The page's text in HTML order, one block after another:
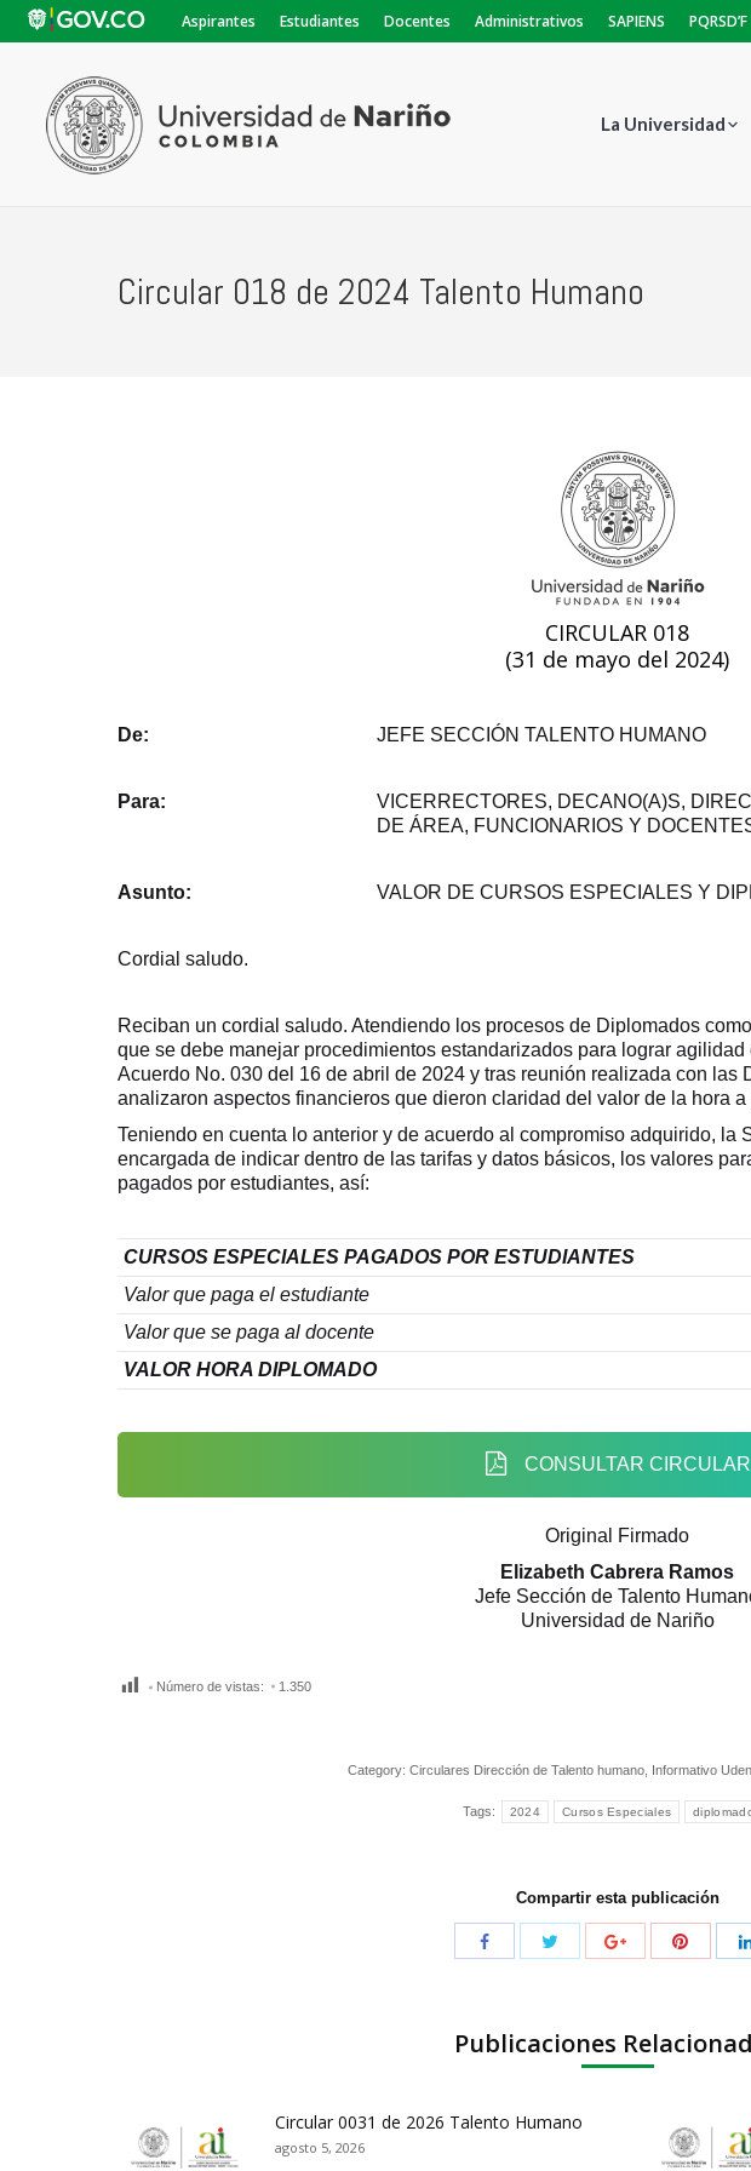
Aspirantes Estudiantes Docentes Administrativos SAPIENS PQRSD’F
La Universidad
Circular 018 de 2024 Talento Humano
CIRCULAR 018
(31 de mayo del 2024)
De: JEFE SECCIÓN TALENTO HUMANO
Para:
VICERRECTORES, DECANO(A)S,
DE ÁREA, FUNCIONARIOS Y
Asunto: VALOR DE CURSOS ESPECIALES Y
Cordial saludo.
Reciban un cordial saludo. Atendiendo los procesos de Diplomados
que se debe manejar procedimientos estandarizados para lograr
Acuerdo No. 030 del 16 de abril de 2024 y tras reunión realizada con las
analizaron aspectos financieros que dieron claridad del valor de la hora
Teniendo en cuenta lo anterior y de acuerdo al compromiso adquirido, la
encargada de indicar dentro de las tarifas y datos básicos, los valores
pagados por estudiantes, así:
CURSOS ESPECIALES PAGADOS POR ESTUDIANTES
Valor que paga el estudiante
Valor que se paga al docente
VALOR HORA DIPLOMADO
CONSULTAR CIRCULAR
Original Firmado
Elizabeth Cabrera Ramos
Jefe Sección de Talento
Universidad de Nariño
Número de vistas: 1.350
Category: Circulares Dirección de Talento humano Informativo
Tags: 2024 Cursos Especiales
Compartir esta publicación
Publicaciones
Circular 0031 de 2026 Talento Humano
agosto 5, 2026